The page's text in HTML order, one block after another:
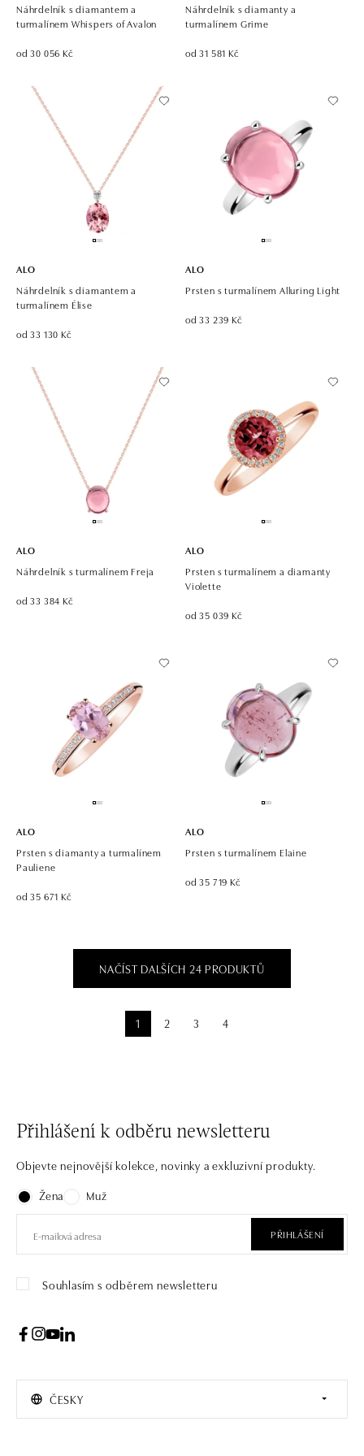
Náhrdelník s diamantem a
turmalínem Whispers of Avalon
od 30 056 Kč
Náhrdelník s diamanty a
turmalínem Grime
od 31 581 Kč
ALO
Náhrdelník s diamantem a
turmalínem Élise
od 33 130 Kč
ALO
Prsten s turmalínem Alluring Light
od 33 239 Kč
ALO
Náhrdelník s turmalínem Freja
od 33 384 Kč
ALO
Prsten s turmalínem a diamanty
Violette
od 35 039 Kč
ALO
Prsten s diamanty a turmalínem
Pauliene
od 35 671 Kč
ALO
Prsten s turmalínem Elaine
od 35 719 Kč
NAČÍST DALŠÍCH 24 PRODUKTŮ
1 2 3 4
Přihlášení k odběru newsletteru
Objevte nejnovější kolekce, novinky a exkluzivní produkty.
Žena
Muž
PŘIHLÁŠENÍ
Souhlasím s odběrem newsletteru
ČESKY